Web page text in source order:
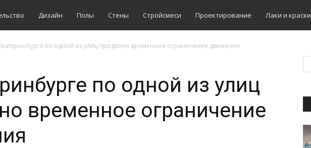
Дизайн Полы Стены Стройсмеси Проектирование Лаки и краски
по одной из улиц продлено временное ограничение движения
по одной из улиц
временное ограничение